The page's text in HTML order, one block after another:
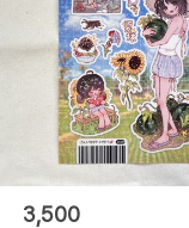
3,500